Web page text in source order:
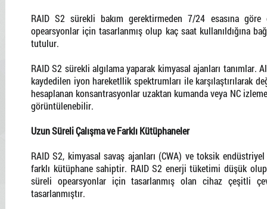
RAID S2 sürekli bakım gerektirmeden 7/24 esasına göre
opearsyonlar için tasarlanmış olup kaç saat kullanıldığına
tutulur.
RAID S2 sürekli algılama yaparak kimyasal ajanları tanımlar.
kaydedilen iyon hareketllik spektrumları ile karşılaştırılarak
hesaplanan konsantrasyonlar uzaktan kumanda veya NC izleme
görüntülenebilir.
Uzun Süreli Çalışma ve Farklı Kütüphaneler
RAID S2, kimyasal savaş ajanları (CWA) ve toksik
farklı kütüphane sahiptir. RAID S2 enerji tüketimi düşük olup
süreli opearsyonlar için tasarlanmış olan cihaz çeşitli
tasarlanmıştır.